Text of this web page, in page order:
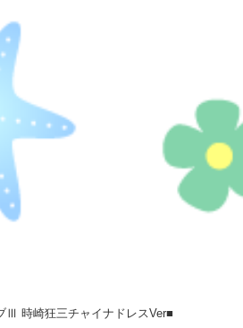
Ⅲ 時崎狂三チャイナドレスVer■